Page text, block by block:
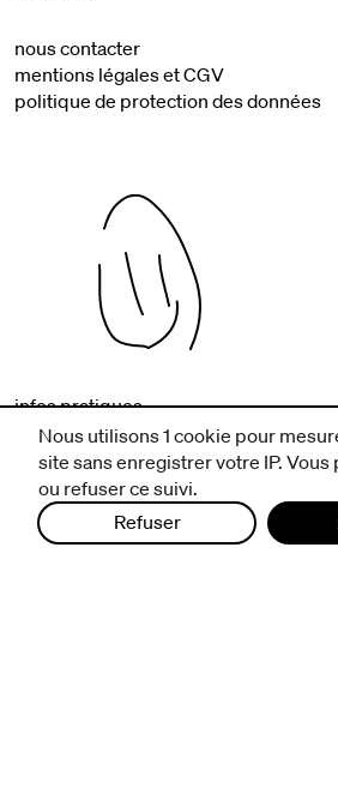
nous contacter
mentions légales et CGV
politique de protection des données
infos pratiques
billetterie
nous suivre
excentriques
biennale de danse
Nous utilisons 1 cookie pour
site sans enregistrer votre IP.
ou refuser ce suivi.
Refuser